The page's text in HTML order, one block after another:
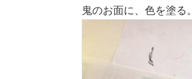
鬼のお面に、色を塗る。